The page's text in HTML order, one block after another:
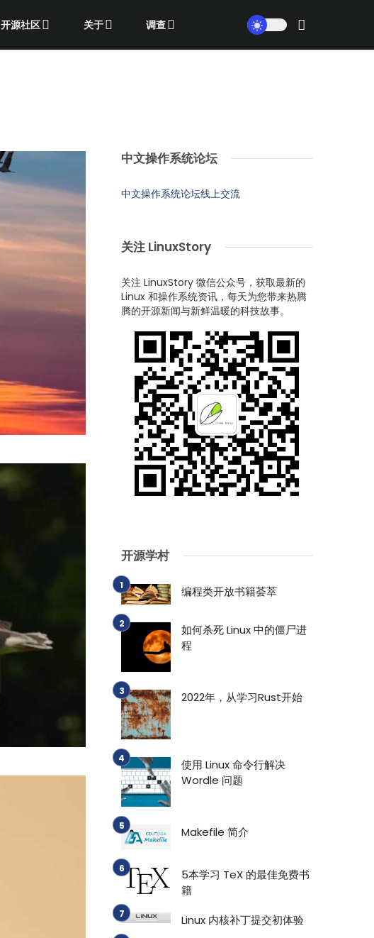
开源社区 关于 调查
中文操作系统论坛
中文操作系统论坛线上交流
关注 LinuxStory
关注 LinuxStory 微信公众号，获取最新的
Linux 和操作系统资讯，每天为您带来热腾
腾的开源新闻与新鲜温暖的科技故事。
开源学村
编程类开放书籍荟萃
如何杀死 Linux 中的僵尸进
程
2022年，从学习Rust开始
使用 Linux 命令行解决
Wordle 问题
Makefile 简介
5本学习 TeX 的最佳免费书
籍
Linux 内核补丁提交初体验